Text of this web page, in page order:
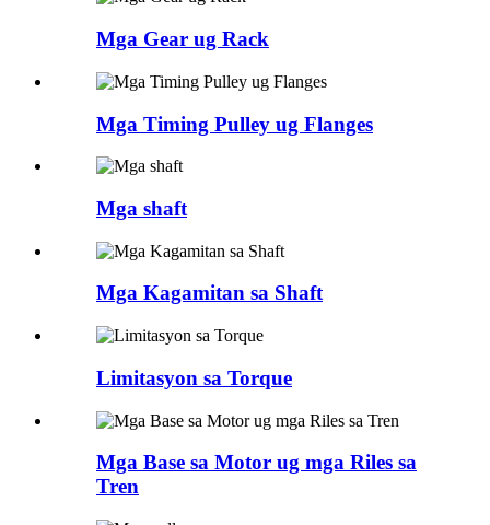
Mga Gear ug Rack
Mga Timing Pulley ug Flanges
Mga shaft
Mga Kagamitan sa Shaft
Limitasyon sa Torque
Mga Base sa Motor ug mga Riles sa
Tren